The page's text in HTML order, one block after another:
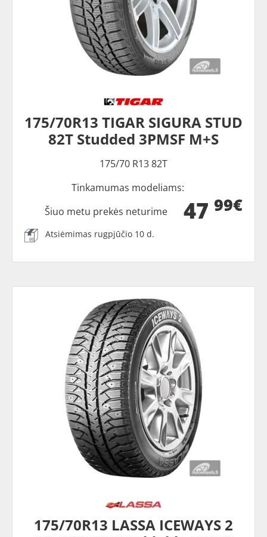
175/70R13 TIGAR SIGURA STUD
82T Studded 3PMSF M+S
175/70 R13 82T
Tinkamumas modeliams:
47 99€
Šiuo metu prekės neturime
Atsiėmimas rugpjūčio 10 d.
175/70R13 LASSA ICEWAYS 2